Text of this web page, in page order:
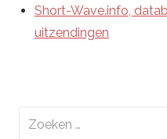
Short-Wave.info,
uitzendingen
Zoeken